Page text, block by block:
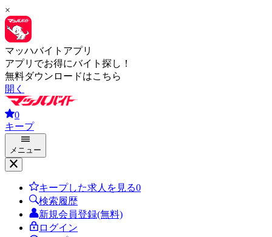
×
マッハバイトアプリ
アプリでお得にバイト探し！
無料ダウンロードはこちら
開く
0
キープ
メニュー
キープした求人を見る0
検索履歴
新規会員登録(無料)
ログイン